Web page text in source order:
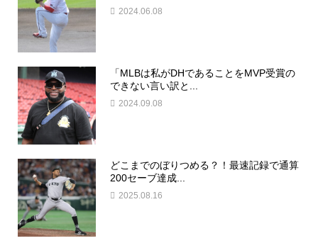
2024.06.08
「MLBは私がDHであることをMVP受賞の
できない言い訳と...
2024.09.08
どこまでのぼりつめる？！最速記録で通算
200セーブ達成...
2025.08.16